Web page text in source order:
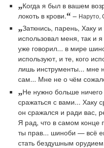
„Когда я был в вашем
локоть в крови.“ – Наруто,
„Заткнись, парень, Хаку
использовал меня, так и
уже говорил... в мире
используют, и те, кого
лишь инструменты... мне
сам... Мне не о чём
„Не нужно больше
сражаться с вами... Хаку
он сражался и ради вас,
Я рад, что в самом конце
ты прав... шиноби — всё
стать бездушным